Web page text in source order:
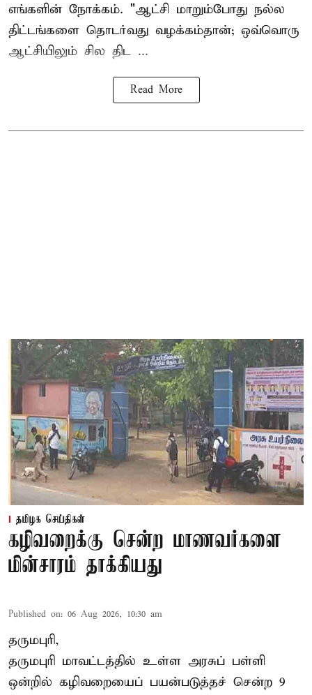
எங்களின் நோக்கம். "ஆட்சி மாறும்போது நல்ல
திட்டங்களை தொடர்வது வழக்கம்தான்; ஒவ்வொரு
ஆட்சியிலும் சில திட ...
Read More
தமிழக செய்திகள்
கழிவறைக்கு சென்ற மாணவர்களை
மின்சாரம் தாக்கியது
Published on: 06 Aug 2026, 10:30 am
தருமபுரி,
தருமபுரி மாவட்டத்தில் உள்ள அரசுப் பள்ளி
ஒன்றில் கழிவறையைப் பயன்படுத்தச் சென்ற 9